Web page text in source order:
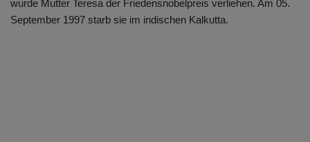
wurde Mutter Teresa der Friedensnobelpreis verliehen. Am 05.
September 1997 starb sie im indischen Kalkutta.